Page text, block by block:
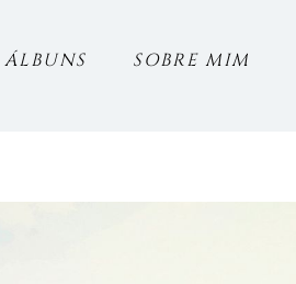
ÁLBUNS SOBRE MIM